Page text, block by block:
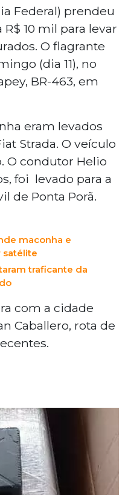
Federal) prendeu
10 mil para levar
O flagrante
(dia 11), no
BR-463, em
eram levados
Strada. O veículo
O condutor Helio
foi levado para a
de Ponta Porã.
maconha e
satélite
traficante da
com a cidade
Caballero, rota de